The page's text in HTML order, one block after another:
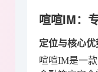
喧喧IM：
定位与核心
喧喧IM是一